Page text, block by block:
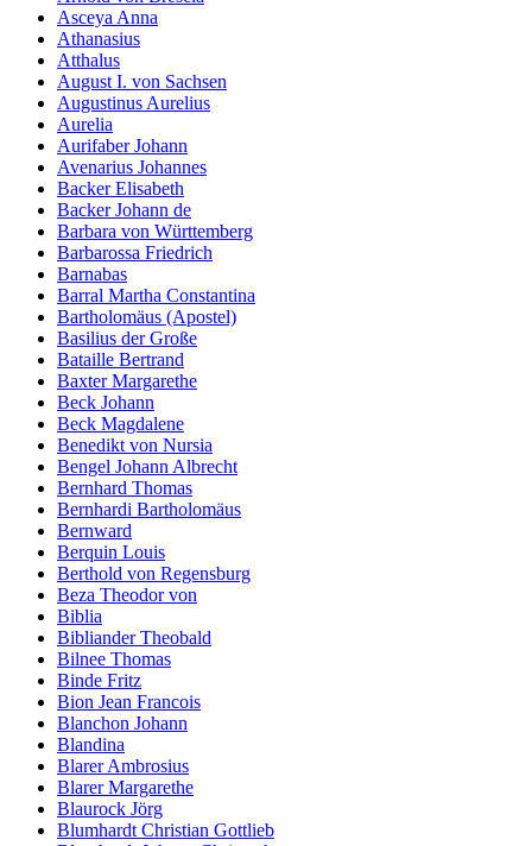
Asceya Anna
Athanasius
Atthalus
August I. von Sachsen
Augustinus Aurelius
Aurelia
Aurifaber Johann
Avenarius Johannes
Backer Elisabeth
Backer Johann de
Barbara von Württemberg
Barbarossa Friedrich
Barnabas
Barral Martha Constantina
Bartholomäus (Apostel)
Basilius der Große
Bataille Bertrand
Baxter Margarethe
Beck Johann
Beck Magdalene
Benedikt von Nursia
Bengel Johann Albrecht
Bernhard Thomas
Bernhardi Bartholomäus
Bernward
Berquin Louis
Berthold von Regensburg
Beza Theodor von
Biblia
Bibliander Theobald
Bilnee Thomas
Binde Fritz
Bion Jean Francois
Blanchon Johann
Blandina
Blarer Ambrosius
Blarer Margarethe
Blaurock Jörg
Blumhardt Christian Gottlieb